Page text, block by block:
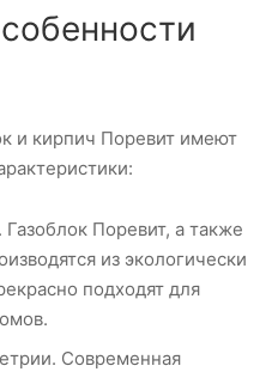
и кирпич Поревит имеют
Газоблок Поревит, а также
из экологически
подходят для
Современная